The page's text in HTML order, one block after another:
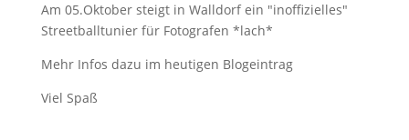
Am 05.Oktober steigt in Walldorf ein "inoffizielles"
Streetballtunier für Fotografen *lach*
Mehr Infos dazu im heutigen Blogeintrag
Viel Spaß